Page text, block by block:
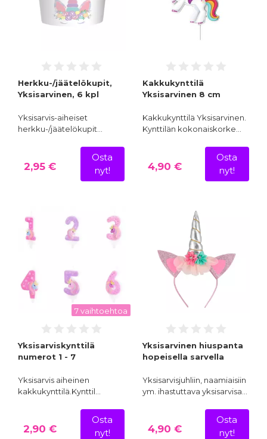
Herkku-/jäätelökupit,
Yksisarvinen, 6 kpl
Yksisarvis-aiheiset
herkku-/jäätelökupit…
2,95 €
Osta
nyt!
Kakkukynttilä
Yksisarvinen 8 cm
Kakkukynttilä Yksisarvinen.
Kynttilän kokonaiskorke…
4,90 €
Osta
nyt!
7 vaihtoehtoa
Yksisarviskynttilä
numerot 1 - 7
Yksisarvis aiheinen
kakkukynttilä.Kynttil…
2,90 €
Osta
nyt!
Yksisarvinen hiuspanta
hopeisella sarvella
Yksisarvisjuhliin, naamiaisiin
ym. ihastuttava yksisarvisa…
4,90 €
Osta
nyt!